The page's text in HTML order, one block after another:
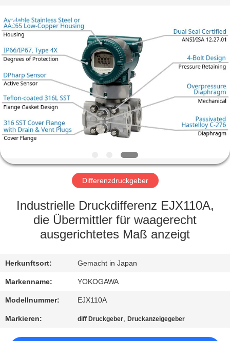
ZU
HAUSE
PRODUKTE
ÜBER
UNS
WERKSBESICHTIGUNG
QUALITÄTSKONTROLLE
MIT
UNS
NEUIGKEITEN
Co.,
Ltd..
All
Rights
Differenzdruckgeber
Industrielle Druckdifferenz EJX110A,
die Übermittler für waagerecht
ausgerichtetes Maß anzeigt
Herkunftsort: Gemacht in Japan
Markenname: YOKOGAWA
Modellnummer: EJX110A
Markieren: diff Druckgeber,Druckanzeigegeber